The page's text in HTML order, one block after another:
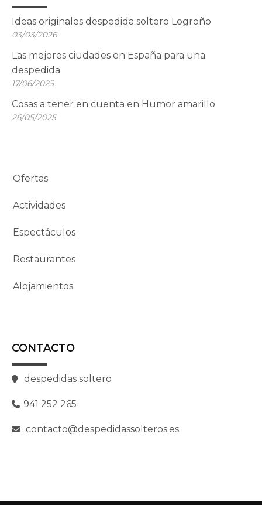
Ideas originales despedida soltero Logroño
03/03/2026
Las mejores ciudades en España para una
despedida
17/06/2025
Cosas a tener en cuenta en Humor amarillo
26/05/2025
Ofertas
Actividades
Espectáculos
Restaurantes
Alojamientos
CONTACTO
despedidas soltero
941 252 265
contacto@despedidassolteros.es